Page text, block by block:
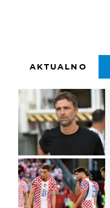
AKTUALNO